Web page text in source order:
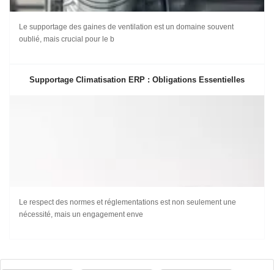
Le supportage des gaines de ventilation est un domaine souvent
oublié, mais crucial pour le b
Supportage Climatisation ERP : Obligations Essentielles
Le respect des normes et réglementations est non seulement une
nécessité, mais un engagement enve